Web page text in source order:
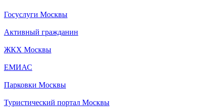
Госуслуги Москвы
Активный гражданин
ЖКХ Москвы
ЕМИАС
Парковки Москвы
Туристический портал Москвы